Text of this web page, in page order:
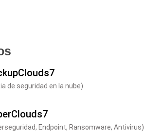
de seguridad en la nube)
Endpoint, Ransomware, Antivirus)